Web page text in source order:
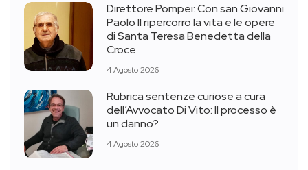
Direttore Pompei: Con san Giovanni
Paolo II ripercorro la vita e le opere
di Santa Teresa Benedetta della
Croce
4 Agosto 2026
Rubrica sentenze curiose a cura
dell’Avvocato Di Vito: Il processo è
un danno?
4 Agosto 2026